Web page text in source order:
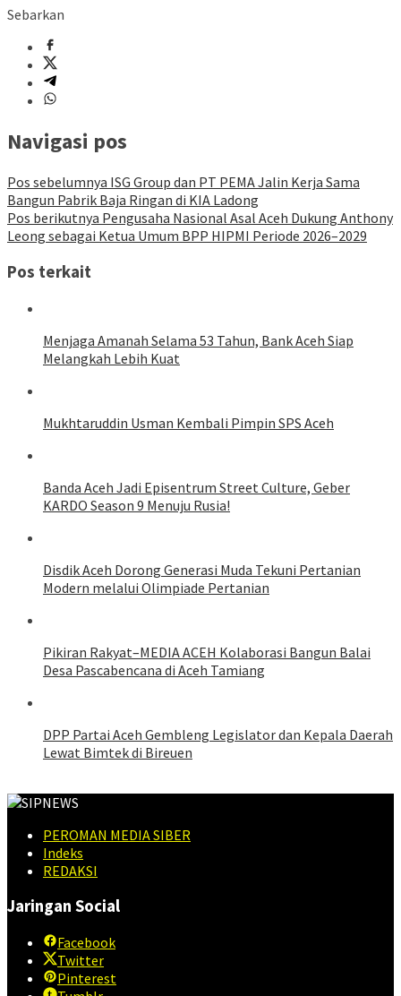
Sebarkan
Navigasi pos
Pos sebelumnya ISG Group dan PT PEMA Jalin Kerja Sama
Bangun Pabrik Baja Ringan di KIA Ladong
Pos berikutnya Pengusaha Nasional Asal Aceh Dukung Anthony
Leong sebagai Ketua Umum BPP HIPMI Periode 2026–2029
Pos terkait
Menjaga Amanah Selama 53 Tahun, Bank Aceh Siap
Melangkah Lebih Kuat
Mukhtaruddin Usman Kembali Pimpin SPS Aceh
Banda Aceh Jadi Episentrum Street Culture, Geber
KARDO Season 9 Menuju Rusia!
Disdik Aceh Dorong Generasi Muda Tekuni Pertanian
Modern melalui Olimpiade Pertanian
Pikiran Rakyat–MEDIA ACEH Kolaborasi Bangun Balai
Desa Pascabencana di Aceh Tamiang
DPP Partai Aceh Gembleng Legislator dan Kepala Daerah
Lewat Bimtek di Bireuen
PEROMAN MEDIA SIBER
Indeks
REDAKSI
Jaringan Social
Facebook
Twitter
Pinterest